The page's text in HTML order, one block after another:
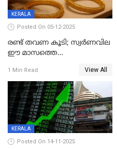
KERALA
Posted On 05-12-2025
രണ്ട് തവണ കൂടി; സ്വർണവില
ഈ മാസത്തെ
1 Min Read View All
KERALA
Posted On 14-11-2025